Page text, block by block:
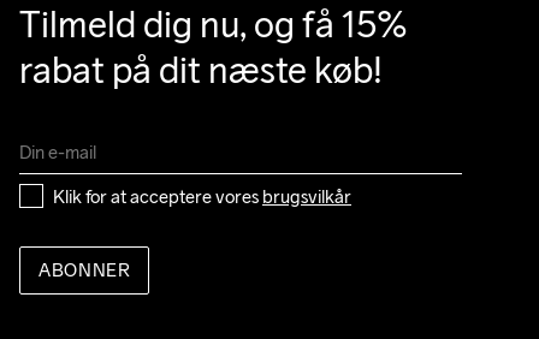
Tilmeld dig nu, og få 15%
rabat på dit næste køb!
Klik for at acceptere vores brugsvilkår
ABONNER